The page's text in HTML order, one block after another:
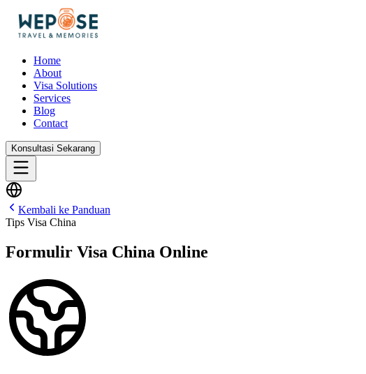
Home
About
Visa Solutions
Services
Blog
Contact
Konsultasi Sekarang
Kembali ke Panduan
Tips Visa China
Formulir Visa China Online